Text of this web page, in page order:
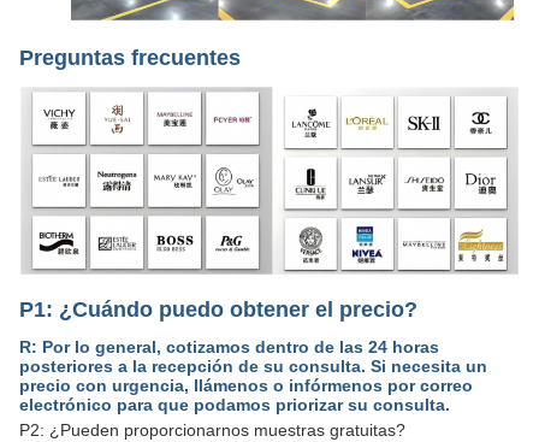
Preguntas frecuentes
P1: ¿Cuándo puedo obtener el precio?
R: Por lo general, cotizamos dentro de las 24 horas
posteriores a la recepción de su consulta. Si necesita un
precio con urgencia, llámenos o infórmenos por correo
electrónico para que podamos priorizar su consulta.
P2: ¿Pueden proporcionarnos muestras gratuitas?